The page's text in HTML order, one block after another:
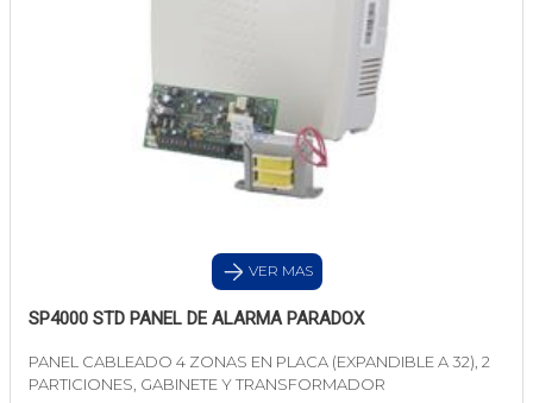
VER MAS
SP4000 STD PANEL DE ALARMA PARADOX
PANEL CABLEADO 4 ZONAS EN PLACA (EXPANDIBLE A 32), 2
PARTICIONES, GABINETE Y TRANSFORMADOR